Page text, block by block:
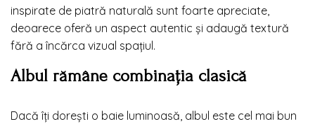
inspirate de piatră naturală sunt foarte apreciate,
deoarece oferă un aspect autentic și adaugă textură
fără a încărca vizual spațiul.
Albul rămâne combinația clasică
Dacă îți dorești o baie luminoasă, albul este cel mai bun